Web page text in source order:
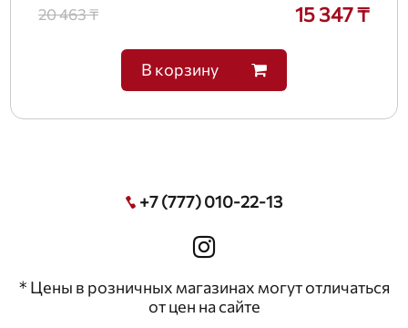
20 463 ₸ 15 347 ₸
В корзину
+7 (777) 010-22-13
* Цены в розничных магазинах могут отличаться
от цен на сайте